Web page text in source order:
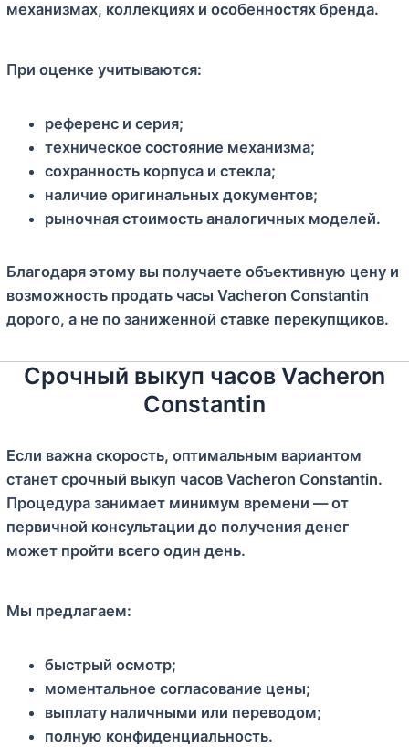
механизмах, коллекциях и особенностях бренда.
При оценке учитываются:
референс и серия;
техническое состояние механизма;
сохранность корпуса и стекла;
наличие оригинальных документов;
рыночная стоимость аналогичных моделей.
Благодаря этому вы получаете объективную цену и
возможность продать часы Vacheron Constantin
дорого, а не по заниженной ставке перекупщиков.
Срочный выкуп часов Vacheron
Constantin
Если важна скорость, оптимальным вариантом
станет срочный выкуп часов Vacheron Constantin.
Процедура занимает минимум времени — от
первичной консультации до получения денег
может пройти всего один день.
Мы предлагаем:
быстрый осмотр;
моментальное согласование цены;
выплату наличными или переводом;
полную конфиденциальность.